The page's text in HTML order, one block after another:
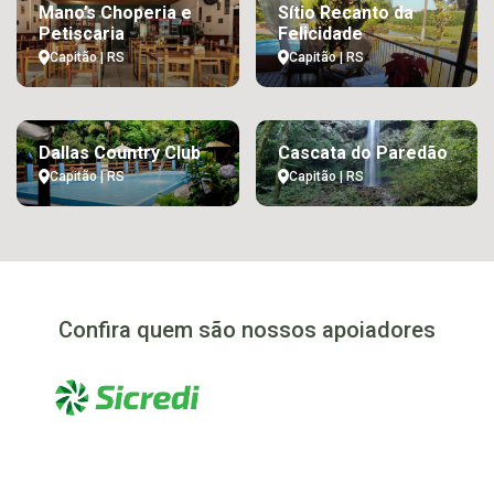
Mano’s Choperia e
Petiscaria
Capitão | RS
Sítio Recanto da
Felicidade
Capitão | RS
Dallas Country Club
Capitão | RS
Cascata do Paredão
Capitão | RS
Confira quem são nossos apoiadores